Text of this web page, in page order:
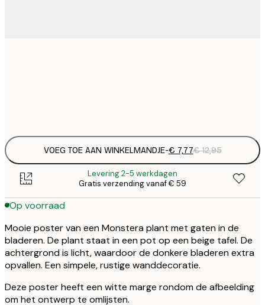
VOEG TOE AAN WINKELMANDJE-€ 7,77€ 12,95
Levering 2-5 werkdagen
Gratis verzending vanaf € 59
Op voorraad
Mooie poster van een Monstera plant met gaten in de
bladeren. De plant staat in een pot op een beige tafel. De
achtergrond is licht, waardoor de donkere bladeren extra
opvallen. Een simpele, rustige wanddecoratie.
Deze poster heeft een witte marge rondom de afbeelding
om het ontwerp te omlijsten.